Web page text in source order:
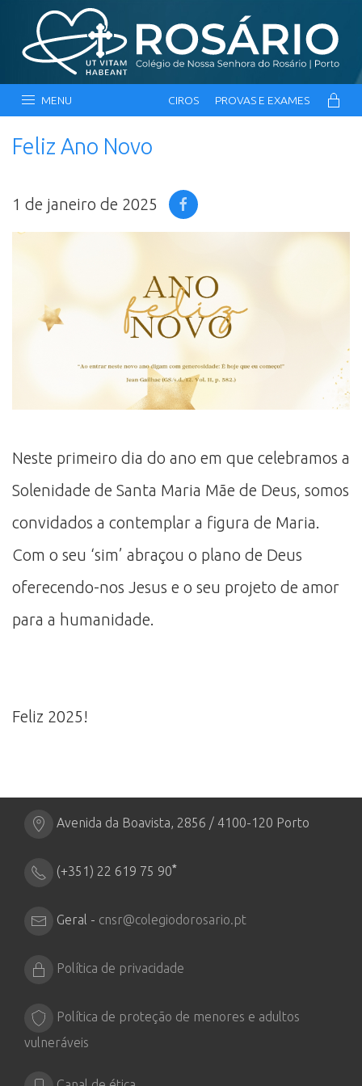
MENU CIROS PROVAS E EXAMES
Feliz Ano Novo
1 de janeiro de 2025
Neste primeiro dia do ano em que celebramos a
Solenidade de Santa Maria Mãe de Deus, somos
convidados a contemplar a figura de Maria.
Com o seu ‘sim’ abraçou o plano de Deus
oferecendo-nos Jesus e o seu projeto de amor
para a humanidade.
Feliz 2025!
Avenida da Boavista, 2856 / 4100-120 Porto
(+351) 22 619 75 90*
Geral - cnsr@colegiodorosario.pt
Política de privacidade
Política de proteção de menores e adultos
vulneráveis